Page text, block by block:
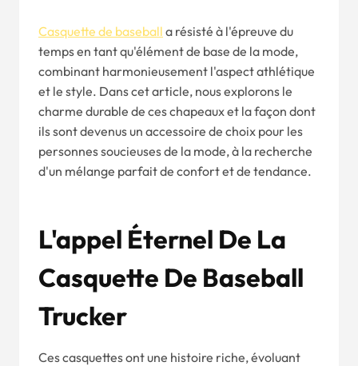
Casquette de baseball a résisté à l'épreuve du
temps en tant qu'élément de base de la mode,
combinant harmonieusement l'aspect athlétique
et le style. Dans cet article, nous explorons le
charme durable de ces chapeaux et la façon dont
ils sont devenus un accessoire de choix pour les
personnes soucieuses de la mode, à la recherche
d'un mélange parfait de confort et de tendance.
L'appel Éternel De La
Casquette De Baseball
Trucker
Ces casquettes ont une histoire riche, évoluant